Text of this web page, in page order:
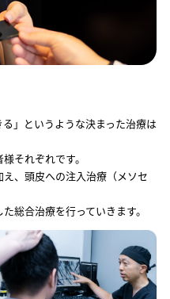
」というような決まった治療は
それぞれです。
、頭皮への注入治療（メソセ
総合治療を行っていきます。